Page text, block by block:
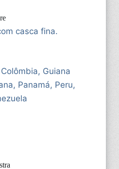
casca fina.
Guiana
Panamá, Peru,